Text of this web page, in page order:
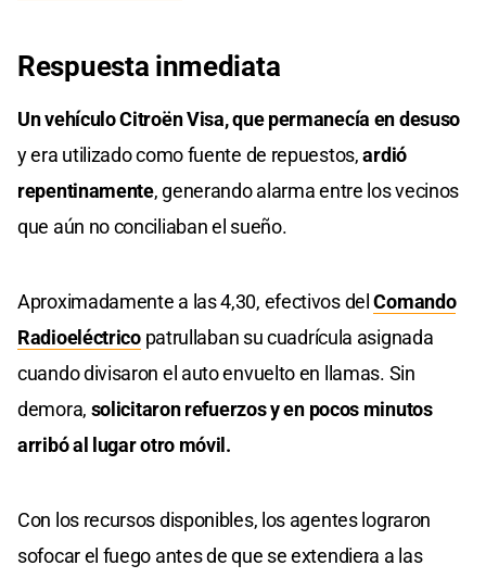
Respuesta inmediata
Un vehículo Citroën Visa, que permanecía en desuso
y era utilizado como fuente de repuestos,ardió
repentinamente, generando alarma entre los vecinos
que aún no conciliaban el sueño.
Aproximadamente a las 4,30, efectivos delComando
Radioeléctricopatrullaban su cuadrícula asignada
cuando divisaron el auto envuelto en llamas. Sin
demora, solicitaron refuerzos y en pocos minutos
arribó al lugar otro móvil.
Con los recursos disponibles, los agentes lograron
sofocar el fuego antes de que se extendiera a las